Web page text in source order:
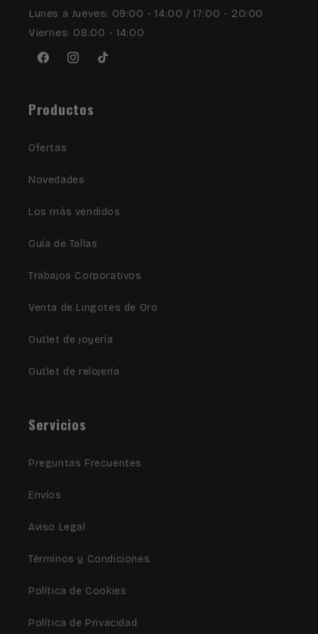
Lunes a Jueves: 09:00 - 14:00 / 17:00 - 20:00
Viernes: 08:00 - 14:00
FacebookInstagram
TikTok
Productos
Ofertas
Novedades
Los más vendidos
Guía de Tallas
Trabajos Corporativos
Venta de Lingotes de Oro
Outlet de joyería
Outlet de relojería
Servicios
Preguntas Frecuentes
Envíos
Aviso Legal
Términos y Condiciones
Política de Cookies
Política de Privacidad